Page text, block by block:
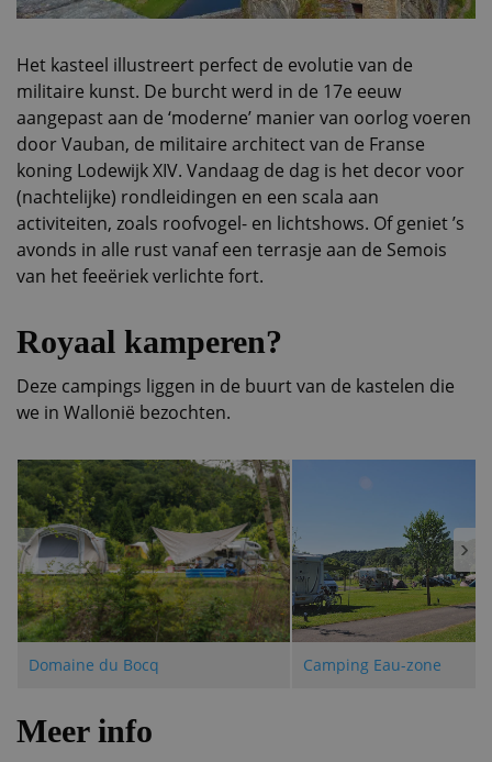
Het kasteel illustreert perfect de evolutie van de
militaire kunst. De burcht werd in de 17e eeuw
aangepast aan de ‘moderne’ manier van oorlog voeren
door Vauban, de militaire architect van de Franse
koning Lodewijk XIV. Vandaag de dag is het decor voor
(nachtelijke) rondleidingen en een scala aan
activiteiten, zoals roofvogel- en lichtshows. Of geniet ’s
avonds in alle rust vanaf een terrasje aan de Semois
van het feeëriek verlichte fort.
Royaal kamperen?
Deze campings liggen in de buurt van de kastelen die
we in Wallonië bezochten.
Domaine du Bocq Camping Eau-zone
‹ ›
Meer info